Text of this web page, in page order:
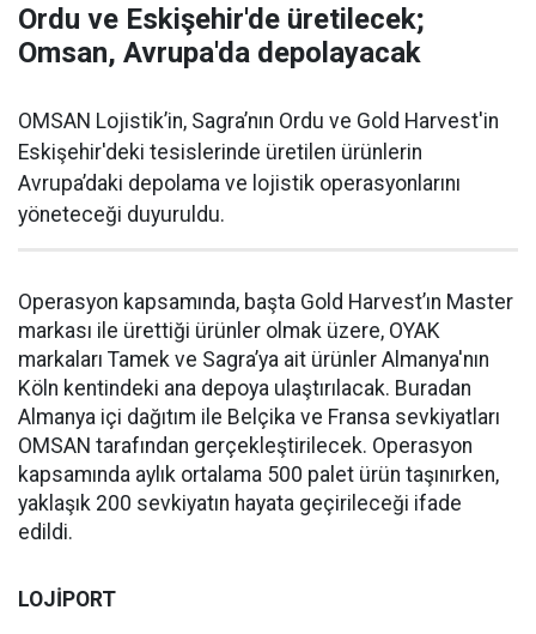
Ordu ve Eskişehir'de üretilecek;
Omsan, Avrupa'da depolayacak
OMSAN Lojistik’in, Sagra’nın Ordu ve Gold Harvest'in
Eskişehir'deki tesislerinde üretilen ürünlerin
Avrupa’daki depolama ve lojistik operasyonlarını
yöneteceği duyuruldu.
Operasyon kapsamında, başta Gold Harvest’ın Master
markası ile ürettiği ürünler olmak üzere, OYAK
markaları Tamek ve Sagra’ya ait ürünler Almanya'nın
Köln kentindeki ana depoya ulaştırılacak. Buradan
Almanya içi dağıtım ile Belçika ve Fransa sevkiyatları
OMSAN tarafından gerçekleştirilecek. Operasyon
kapsamında aylık ortalama 500 palet ürün taşınırken,
yaklaşık 200 sevkiyatın hayata geçirileceği ifade
edildi.
LOJİPORT